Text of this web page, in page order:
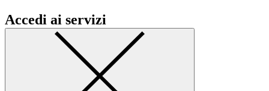
Accedi ai servizi